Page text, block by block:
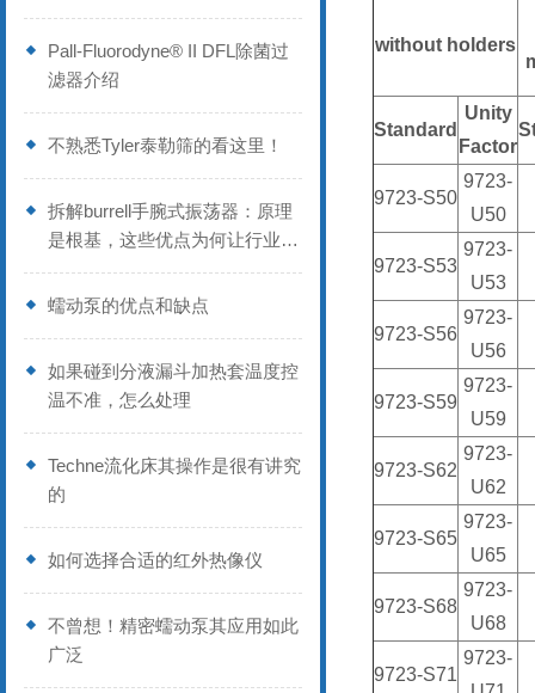
Pall-Fluorodyne® II DFL除菌过
滤器介绍
不熟悉Tyler泰勒筛的看这里！
拆解burrell手腕式振荡器：原理
是根基，这些优点为何让行业偏
爱？
蠕动泵的优点和缺点
如果碰到分液漏斗加热套温度控
温不准，怎么处理
Techne流化床其操作是很有讲究
的
如何选择合适的红外热像仪
不曾想！精密蠕动泵其应用如此
广泛
without holders
Standard
Unity
Factor
9723-S50
9723-
U50
9723-S53
9723-
U53
9723-S56
9723-
U56
9723-S59
9723-
U59
9723-S62
9723-
U62
9723-S65
9723-
U65
9723-S68
9723-
U68
9723-S71
9723-